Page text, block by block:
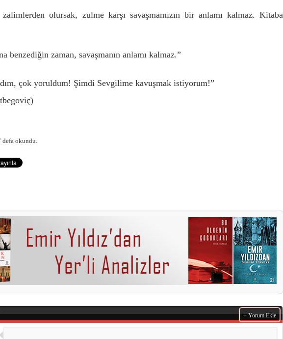
olursak, zulme karşı savaşmamızın bir anlamı kalmaz. Kitaba
benzediğin zaman, savaşmanın anlamı kalmaz.”
çok yoruldum! Şimdi Sevgilime kavuşmak istiyorum!”
okundu.
+ Yorum Ekle